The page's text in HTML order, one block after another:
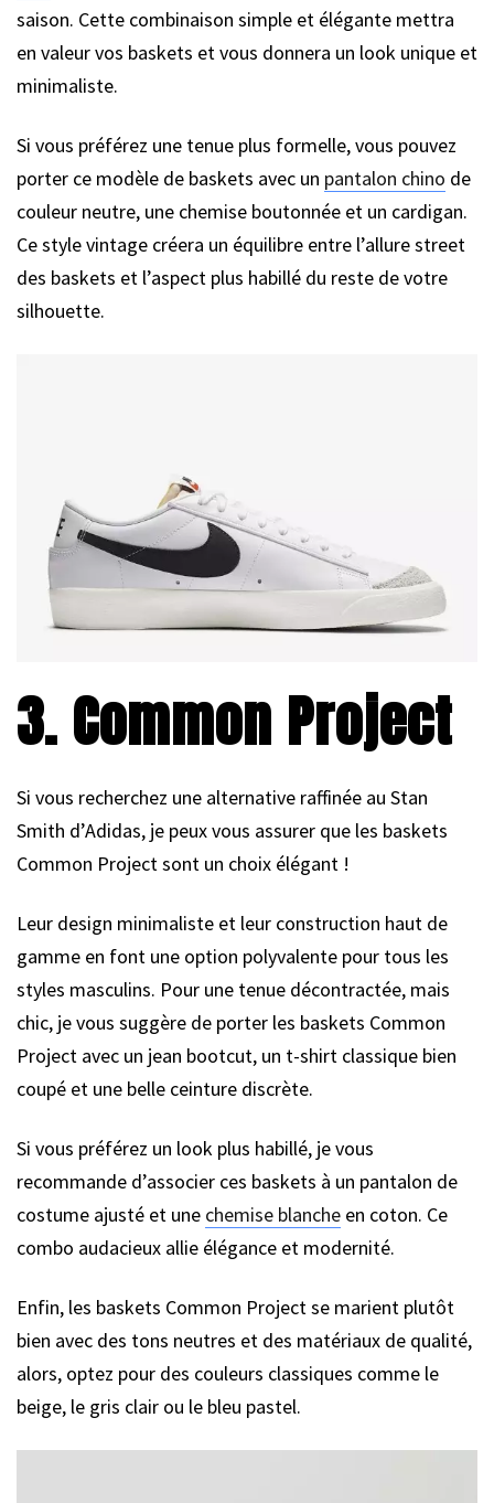
saison. Cette combinaison simple et élégante mettra
en valeur vos baskets et vous donnera un look unique et
minimaliste.
Si vous préférez une tenue plus formelle, vous pouvez
porter ce modèle de baskets avec un pantalon chino de
couleur neutre, une chemise boutonnée et un cardigan.
Ce style vintage créera un équilibre entre l’allure street
des baskets et l’aspect plus habillé du reste de votre
silhouette.
3. Common Project
Si vous recherchez une alternative raffinée au Stan
Smith d’Adidas, je peux vous assurer que les baskets
Common Project sont un choix élégant !
Leur design minimaliste et leur construction haut de
gamme en font une option polyvalente pour tous les
styles masculins. Pour une tenue décontractée, mais
chic, je vous suggère de porter les baskets Common
Project avec un jean bootcut, un t-shirt classique bien
coupé et une belle ceinture discrète.
Si vous préférez un look plus habillé, je vous
recommande d’associer ces baskets à un pantalon de
costume ajusté et une chemise blanche en coton. Ce
combo audacieux allie élégance et modernité.
Enfin, les baskets Common Project se marient plutôt
bien avec des tons neutres et des matériaux de qualité,
alors, optez pour des couleurs classiques comme le
beige, le gris clair ou le bleu pastel.